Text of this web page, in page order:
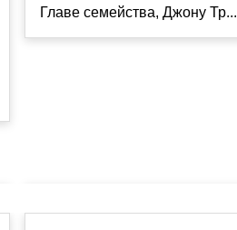
Главе семейства, Джону Тр...